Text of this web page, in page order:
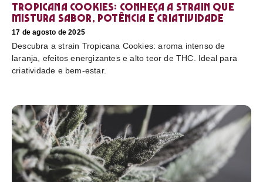
Tropicana Cookies: conheça a strain que
mistura sabor, potência e criatividade
17 de agosto de 2025
Descubra a strain Tropicana Cookies: aroma intenso de
laranja, efeitos energizantes e alto teor de THC. Ideal para
criatividade e bem-estar.